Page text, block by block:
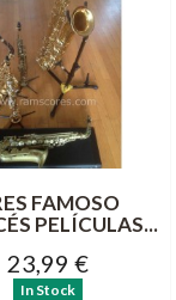
FAMOSO
PELÍCULAS...
23,99 €
In Stock